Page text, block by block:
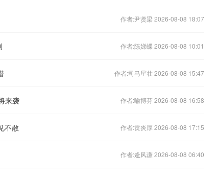
作者:尹贤梁 2026-08-08 18:07
作者:陈娣蝶 2026-08-08 10:01
作者:司马星壮 2026-08-08 15:47
来袭 作者:喻博芬 2026-08-08 16:58
不散 作者:贡炎厚 2026-08-08 17:15
作者:逄风谦 2026-08-08 06:40